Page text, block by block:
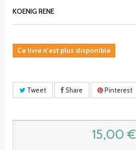
KOENIG RENE
Ce livre n'est plus disponible
Tweet Share Pinterest
15,00 €